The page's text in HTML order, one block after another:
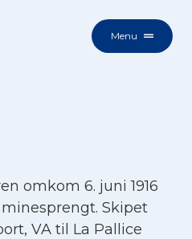
Menu
omkom 6. juni 1916
Skipet
VA til La Pallice